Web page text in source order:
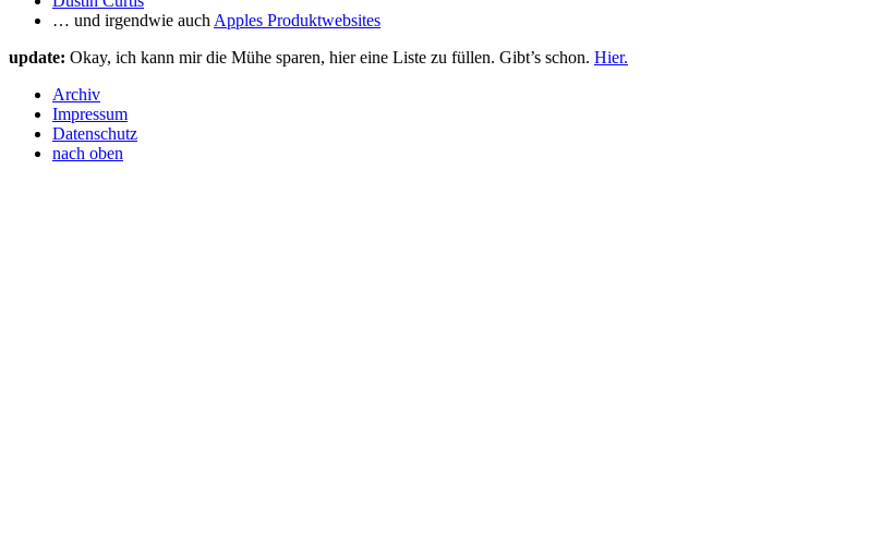
… und irgendwie auch Apples Produktwebsites
update: Okay, ich kann mir die Mühe sparen, hier eine Liste zu füllen. Gibt’s schon. Hier.
Archiv
Impressum
Datenschutz
nach oben